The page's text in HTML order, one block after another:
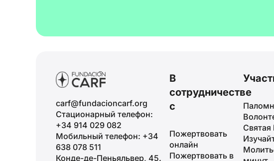
carf@fundacioncarf.org
Стационарный телефон:
+34 914 029 082
Мобильный телефон: +34
638 078 511
Конде-де-Пеньяльвер, 45.
В
сотрудничестве
с
Пожертвовать
онлайн
Пожертвовать в